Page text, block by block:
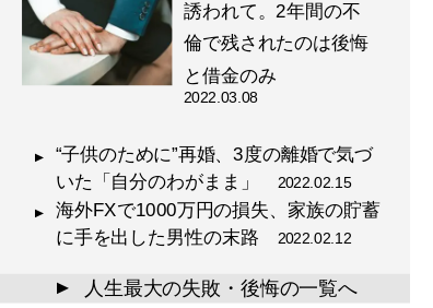
誘われて。2年間の不
倫で残されたのは後悔
と借金のみ
2022.03.08
“子供のために”再婚、3度の離婚で気づ
いた「自分のわがまま」 2022.02.15
海外FXで1000万円の損失、家族の貯蓄
に手を出した男性の末路 2022.02.12
▲ 人生最大の失敗・後悔の一覧へ